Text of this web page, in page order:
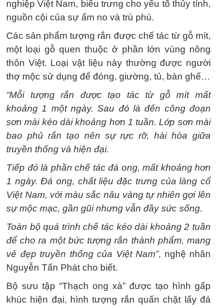
nghiệp Việt Nam, biểu trưng cho yếu tố thủy tính,
nguồn cội của sự ấm no và trù phú.
Các sản phẩm tượng rắn được chế tác từ gỗ mít,
một loại gỗ quen thuộc ở phần lớn vùng nông
thôn Việt. Loại vật liệu này thường được người
thợ mộc sử dụng để đóng, giường, tủ, bàn ghế…
“Mỗi tượng rắn được tạo tác từ gỗ mít mất
khoảng 1 một ngày. Sau đó là đến công đoạn
sơn mài kéo dài khoảng hơn 1 tuần. Lớp sơn mài
bao phủ rắn tạo nên sự rực rỡ, hài hòa giữa
truyền thống và hiện đại.
Tiếp đó là phần chế tác đá ong, mất khoảng hơn
1 ngày. Đá ong, chất liệu đặc trưng của làng cổ
Việt Nam, với màu sắc nâu vàng tự nhiên gợi lên
sự mộc mạc, gần gũi nhưng vẫn đầy sức sống.
Toàn bộ quá trình chế tác kéo dài khoảng 2 tuần
để cho ra một bức tượng rắn thành phẩm, mang
vẻ đẹp truyền thống của Việt Nam”, nghệ nhân
Nguyễn Tấn Phát cho biết.
Bộ sưu tập “Thạch ong xà” được tạo hình gấp
khúc hiện đại, hình tượng rắn quấn chặt lấy đá